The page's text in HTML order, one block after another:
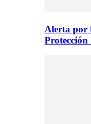
Alerta por